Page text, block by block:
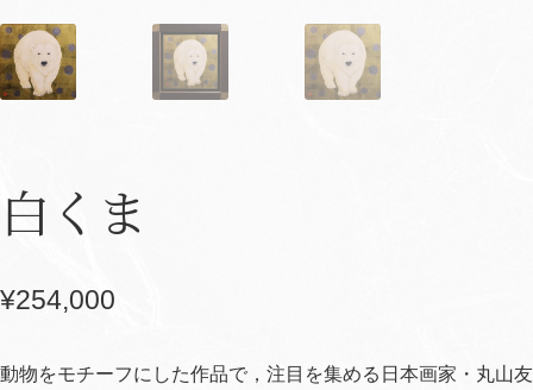
白くま
¥254,000
動物をモチーフにした作品で，注目を集める日本画家・丸山友